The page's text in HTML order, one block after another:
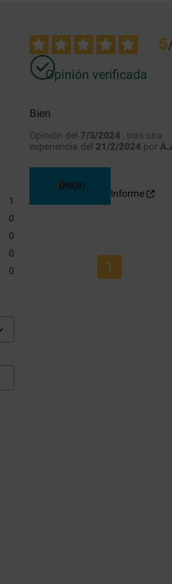
1
0
0
0
0
5
Opinión verificada
Bien
Opinión del 7/3/2024 , tras una
experiencia del 21/2/2024 por
Útil(0)
Informe
1